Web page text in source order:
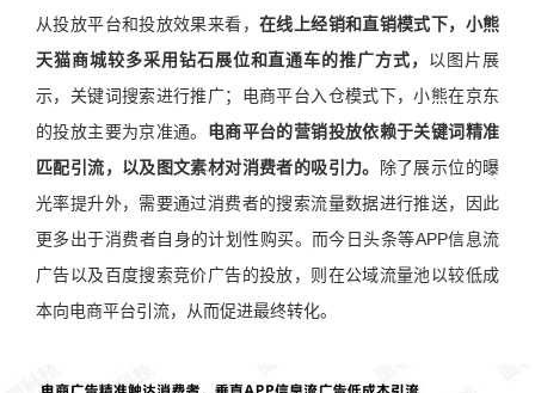
从投放平台和投放效果来看， 在线上经销和直销模式下，小熊
天猫商城较多采用钻石展位和直通车的推广方式， 以图片展
示，关键词搜索进行推广；电商平台入仓模式下，小熊在京东
的投放主要为京准通。
电商平台的营销投放依赖于关键词精准
匹配引流，以及图文素材对消费者的吸引力。
除了展示位的曝
光率提升外，需要通过消费者的搜索流量数据进行推送，因此
更多出于消费者自身的计划性购买。而今日头条等APP信息流
广告以及百度搜索竞价广告的投放，则在公域流量池以较低成
本向电商平台引流，从而促进最终转化。